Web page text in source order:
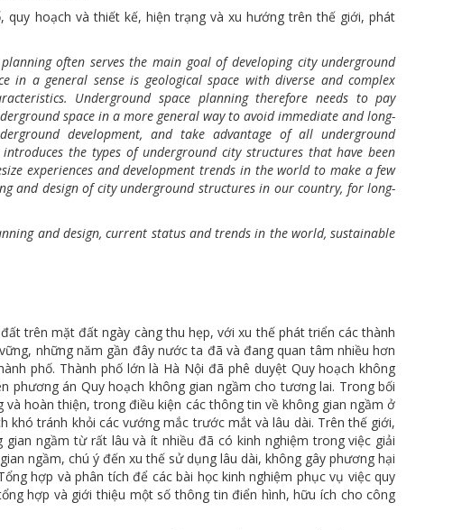
quy hoạch và thiết kế, hiện trạng và xu hướng trên thế giới, phát
often serves the main goal of developing city underground
in a general sense is geological space with diverse and complex
Underground space planning therefore needs to pay
space in a more general way to avoid immediate and long-
development, and take advantage of all underground
the types of underground city structures that have been
experiences and development trends in the world to make a few
and design of city underground structures in our country, for long-
and design, current status and trends in the world, sustainable
trên mặt đất ngày càng thu hẹp, với xu thế phát triển các thành
những năm gần đây nước ta đã và đang quan tâm nhiều hơn
phố. Thành phố lớn là Hà Nội đã phê duyệt Quy hoạch không
phương án Quy hoạch không gian ngầm cho tương lai. Trong bối
hoàn thiện, trong điều kiện các thông tin về không gian ngầm ở
khó tránh khỏi các vướng mắc trước mắt và lâu dài. Trên thế giới,
ngầm từ rất lâu và ít nhiều đã có kinh nghiệm trong việc giải
ngầm, chú ý đến xu thế sử dụng lâu dài, không gây phương hại
hợp và phân tích để các bài học kinh nghiệm phục vụ việc quy
hợp và giới thiệu một số thông tin điển hình, hữu ích cho công